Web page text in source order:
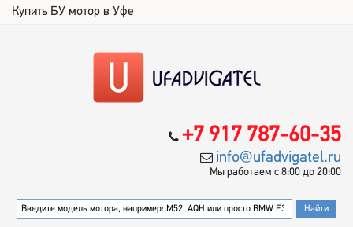
Купить БУ мотор в Уфе
+7 917 787-60-35
info@ufadvigatel.ru
Мы работаем с 8:00 до 20:00